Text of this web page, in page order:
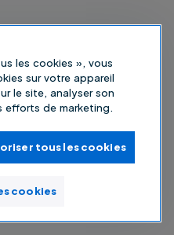
les cookies », vous
sur votre appareil
le site, analyser son
efforts de marketing.
tous les cookies
cookies